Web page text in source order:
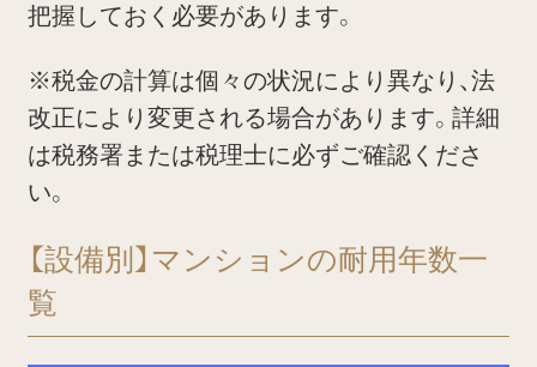
把握しておく必要があります。
※税金の計算は個々の状況により異なり、法
改正により変更される場合があります。詳細
は税務署または税理士に必ずご確認くださ
い。
【設備別】マンションの耐用年数一
覧